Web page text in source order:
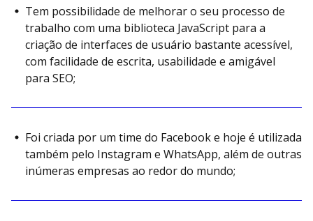
Tem possibilidade de melhorar o seu processo de
trabalho com uma biblioteca JavaScript para a
criação de interfaces de usuário bastante acessível,
com facilidade de escrita, usabilidade e amigável
para SEO;
Foi criada por um time do Facebook e hoje é utilizada
também pelo Instagram e WhatsApp, além de outras
inúmeras empresas ao redor do mundo;